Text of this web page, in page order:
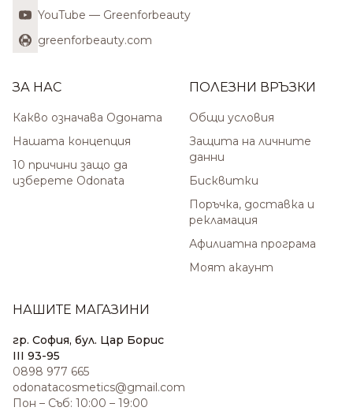
YouTube — Greenforbeauty
greenforbeauty.com
ЗА НАС
Какво означава Одоната
Нашата концепция
10 причини защо да
изберете Odonata
ПОЛЕЗНИ ВРЪЗКИ
Общи условия
Защита на личните
данни
Бисквитки
Поръчка, доставка и
рекламация
Афилиатна програма
Моят акаунт
НАШИТЕ МАГАЗИНИ
гр. София, бул. Цар Борис
III 93-95
0898 977 665
odonatacosmetics@gmail.com
Пон – Съб: 10:00 – 19:00